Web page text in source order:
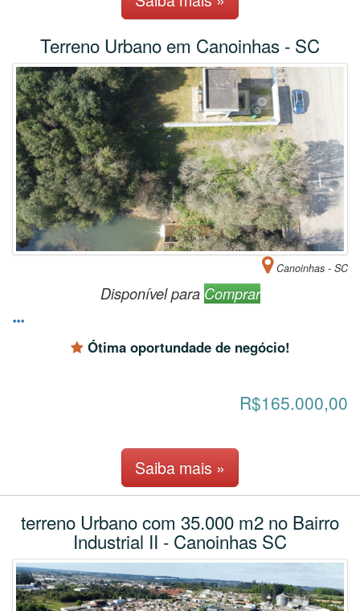
Terreno Urbano em Canoinhas - SC
Canoinhas - SC
Disponível para Comprar
Ótima oportundade de negócio!
R$165.000,00
Saiba mais »
terreno Urbano com 35.000 m2 no Bairro
Industrial II - Canoinhas SC